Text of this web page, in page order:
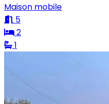
Maison mobile
5
2
1